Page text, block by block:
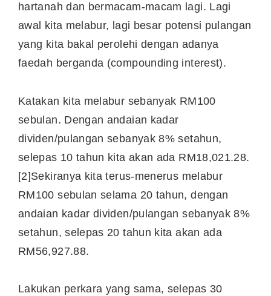
hartanah dan bermacam-macam lagi. Lagi
awal kita melabur, lagi besar potensi pulangan
yang kita bakal perolehi dengan adanya
faedah berganda (compounding interest).
Katakan kita melabur sebanyak RM100
sebulan. Dengan andaian kadar
dividen/pulangan sebanyak 8% setahun,
selepas 10 tahun kita akan ada RM18,021.28.
[2]Sekiranya kita terus-menerus melabur
RM100 sebulan selama 20 tahun, dengan
andaian kadar dividen/pulangan sebanyak 8%
setahun, selepas 20 tahun kita akan ada
RM56,927.88.
Lakukan perkara yang sama, selepas 30